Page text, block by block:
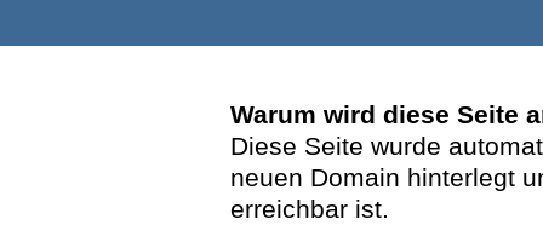
Warum wird diese Seite
Diese Seite wurde
neuen Domain hinterlegt
erreichbar ist.